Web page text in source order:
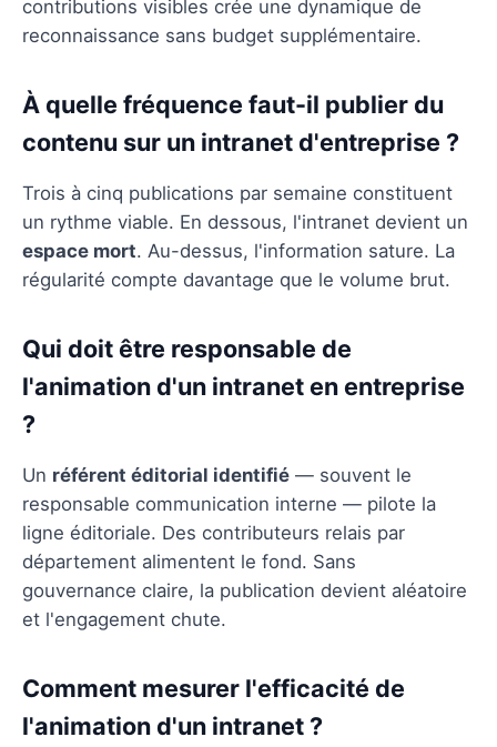
contributions visibles crée une dynamique de
reconnaissance sans budget supplémentaire.
À quelle fréquence faut-il publier du
contenu sur un intranet d'entreprise ?
Trois à cinq publications par semaine constituent
un rythme viable. En dessous, l'intranet devient un
espace mort. Au-dessus, l'information sature. La
régularité compte davantage que le volume brut.
Qui doit être responsable de
l'animation d'un intranet en entreprise
?
Un référent éditorial identifié — souvent le
responsable communication interne — pilote la
ligne éditoriale. Des contributeurs relais par
département alimentent le fond. Sans
gouvernance claire, la publication devient aléatoire
et l'engagement chute.
Comment mesurer l'efficacité de
l'animation d'un intranet ?